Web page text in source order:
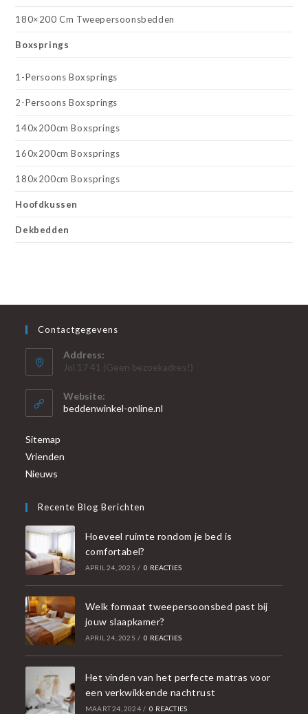
180×200 Cm Tweepersoonsbedden
Boxsprings
1-Persoons Boxsprings
2-Persoons Boxsprings
140x200cm Boxsprings
160x200cm Boxsprings
180x200cm Boxsprings
Hoofdkussen
Dekbedden
Contactgegevens
Address:
Jol 17 41 (Geen bezoekadres!)
Website:
beddenwinkel-online.nl
Sitemap
Vrienden
Nieuws
Recente Blog Berichten
Hoeveel ruimte rondom je bed is
comfortabel?
APRIL 24, 2025 / 0 REACTIES
Welk formaat tweepersoonsbed past bij
jouw slaapkamer?
APRIL 24, 2025 / 0 REACTIES
Het vinden van het perfecte matras voor
een verkwikkende nachtrust
MAART 24, 2024 / 0 REACTIES